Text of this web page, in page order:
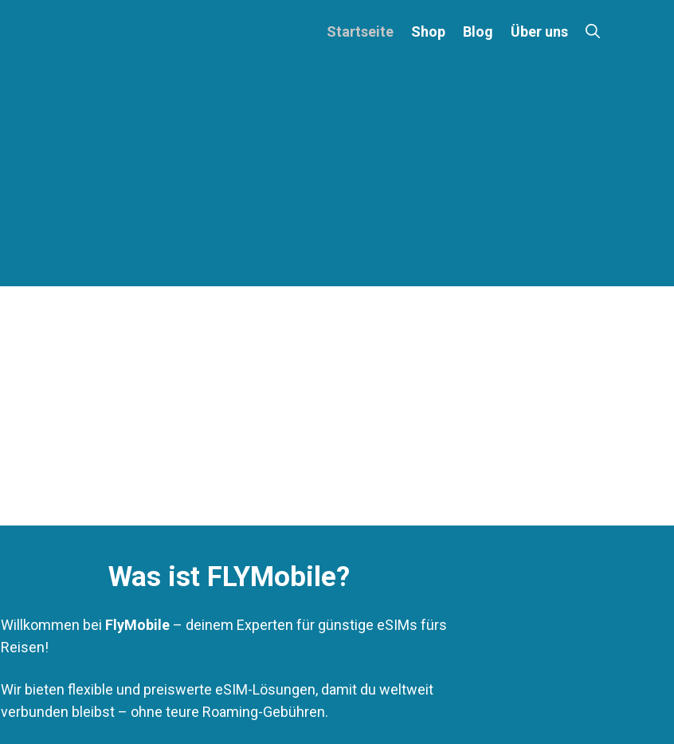
Startseite Shop Blog Über uns
Was ist FLYMobile?
Willkommen bei FlyMobile – deinem Experten für günstige eSIMs fürs
Reisen!
Wir bieten flexible und preiswerte eSIM-Lösungen, damit du weltweit
verbunden bleibst – ohne teure Roaming-Gebühren.